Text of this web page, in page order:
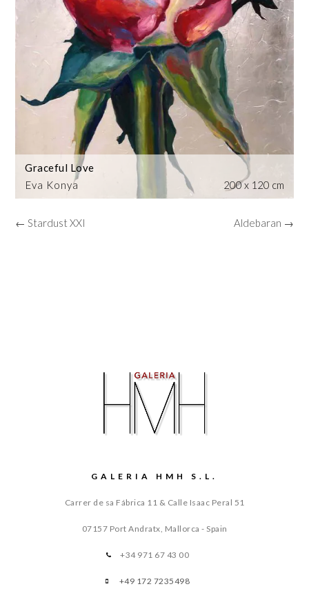
Eva Konya
Graceful Love
200 x 120 cm
← Stardust XXI Aldebaran →
GALERIA HMH S.L.
Carrer de sa Fábrica 11 & Calle Isaac Peral 51
07157 Port Andratx, Mallorca - Spain
+34 971 67 43 00
+49 172 7235498